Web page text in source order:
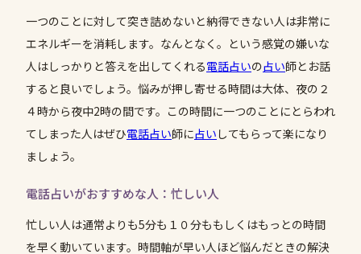
一つのことに対して突き詰めないと納得できない人は非常に
エネルギーを消耗します。なんとなく。という感覚の嫌いな
人はしっかりと答えを出してくれる電話占いの占い師とお話
すると良いでしょう。悩みが押し寄せる時間は大体、夜の２
４時から夜中2時の間です。この時間に一つのことにとらわれ
てしまった人はぜひ電話占い師に占い してもらって楽になり
ましょう。
電話占いがおすすめな人：忙しい人
忙しい人は通常よりも5分も１０分ももしくはもっとの時間
を早く動いています。時間軸が早い人ほど悩んだときの解決